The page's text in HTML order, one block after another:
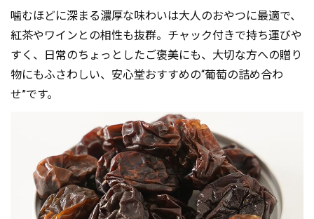
噛むほどに深まる濃厚な味わいは大人のおやつに最適で、
紅茶やワインとの相性も抜群。チャック付きで持ち運びや
すく、日常のちょっとしたご褒美にも、大切な方への贈り
物にもふさわしい、安心堂おすすめの“葡萄の詰め合わ
せ”です。